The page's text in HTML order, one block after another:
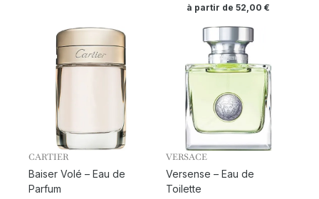
à partir de 52,00 €
CARTIER
Baiser Volé – Eau de
Parfum
VERSACE
Versense – Eau de
Toilette